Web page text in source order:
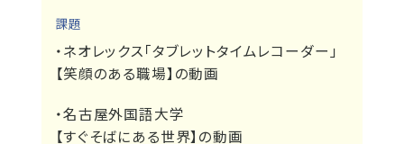
課題
・ネオレックス「タブレットタイムレコーダー」
【笑顔のある職場】の動画
・名古屋外国語大学
【すぐそばにある世界】の動画